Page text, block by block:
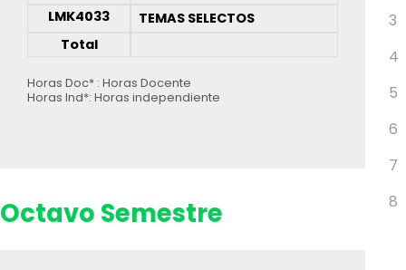
3
4
5
6
7
8
LMK4033
TEMAS SELECTOS
Total
Horas Doc* : Horas Docente
Horas Ind*: Horas independiente
Octavo Semestre